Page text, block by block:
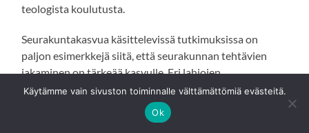
teologista koulutusta.
Seurakuntakasvua käsittelevissä tutkimuksissa on
paljon esimerkkejä siitä, että seurakunnan tehtävien
jakaminen on tärkeää kasvulle. Eri lahjojen
tunnistaminen on tärkeää ja se korjaa tilannetta, jossa
pastori tekee kaiken ja uupuu nopeasti. Sahlberg lainaa
lähetyspiispa Bertil Envallia: ”Kaikessa evankelioinnissa
Käytämme vain sivuston toiminnalle välttämättömiä evästeitä.
Ok